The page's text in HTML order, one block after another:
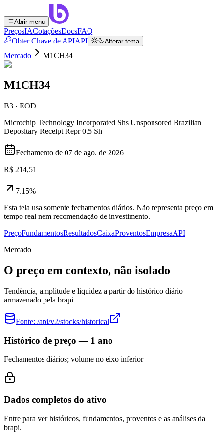
Abrir menu
PreçosIACotaçõesDocsFAQ
Obter Chave de APIAPI Alterar tema
Mercado M1CH34
M1CH34
B3 · EOD
Microchip Technology Incorporated Shs Unsponsored Brazilian
Depositary Receipt Repr 0.5 Sh
Fechamento de 07 de ago. de 2026
R$ 214,51
7,15%
Esta tela usa somente fechamentos diários. Não representa preço em
tempo real nem recomendação de investimento.
PreçoFundamentosResultadosCaixaProventosEmpresaAPI
Mercado
O preço em contexto, não isolado
Tendência, amplitude e liquidez a partir do histórico diário
armazenado pela brapi.
Fonte: /api/v2/stocks/historical
Histórico de preço — 1 ano
Fechamentos diários; volume no eixo inferior
Dados completos do ativo
Entre para ver históricos, fundamentos, proventos e as análises da
brapi.